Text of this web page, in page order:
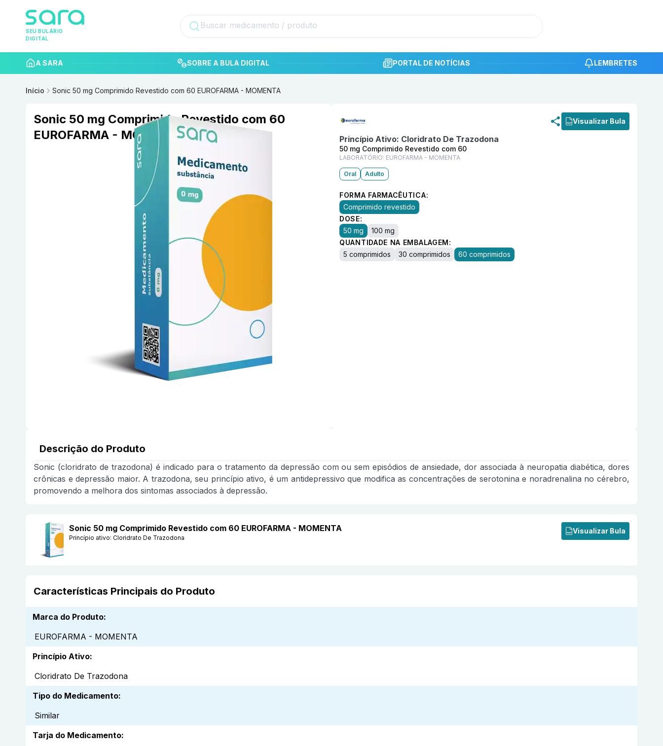
SEU BULÁRIO
DIGITAL
A SARA SOBRE A BULA DIGITAL PORTAL DE NOTÍCIAS LEMBRETES
Início Sonic 50 mg Comprimido Revestido com 60 EUROFARMA - MOMENTA
Sonic 50 mg Comprimido Revestido com 60
EUROFARMA - MOMENTA
Visualizar Bula
Princípio Ativo: Cloridrato De Trazodona
50 mg Comprimido Revestido com 60
LABORATÓRIO: EUROFARMA - MOMENTA
Oral Adulto
FORMA FARMACÊUTICA:
Comprimido revestido
DOSE:
50 mg
100 mg
QUANTIDADE NA EMBALAGEM:
5 comprimidos
30 comprimidos 60 comprimidos
Descrição do Produto
Sonic (cloridrato de trazodona) é indicado para o tratamento da depressão com ou sem episódios de ansiedade, dor associada à neuropatia diabética, dores
crônicas e depressão maior. A trazodona, seu princípio ativo, é um antidepressivo que modifica as concentrações de serotonina e noradrenalina no cérebro,
promovendo a melhora dos sintomas associados à depressão.
Sonic 50 mg Comprimido Revestido com 60 EUROFARMA - MOMENTA
Princípio ativo: Cloridrato De Trazodona
Visualizar Bula
Características Principais do Produto
Marca do Produto:
EUROFARMA - MOMENTA
Princípio Ativo:
Cloridrato De Trazodona
Tipo do Medicamento:
Similar
Tarja do Medicamento: